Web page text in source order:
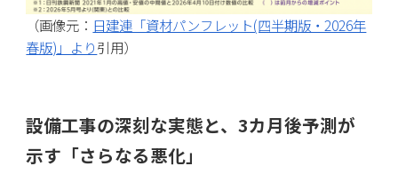
（画像元： 日建連「資材パンフレット(四半期版・2026年
春版)」より引用）
設備工事の深刻な実態と、3カ月後予測が
示す「さらなる悪化」